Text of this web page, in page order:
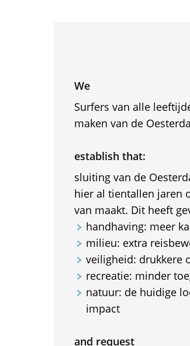
We
Surfers van alle
maken van de
establish that:
sluiting van de
hier al tientallen jaren
van maakt. Dit heeft
handhaving: meer
milieu: extra
veiligheid: drukkere
recreatie: minder
natuur: de huidige
impact
and request